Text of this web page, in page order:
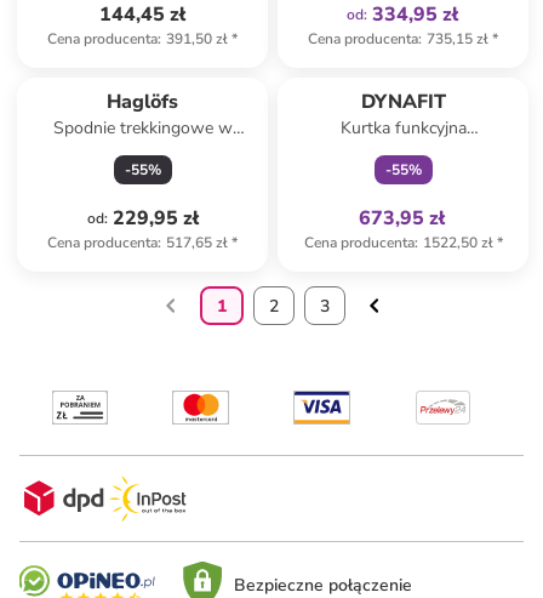
144,45 zł
Cena producenta: 391,50 zł*
od: 334,95 zł
Cena producenta: 735,15 zł*
Haglöfs
Spodnie trekkingowe w
kolorze beżowo-szarym
-55%
od: 229,95 zł
Cena producenta: 517,65 zł*
DYNAFIT
Kurtka funkcyjna
"TRANSALPER GTX" w
kolorze zielono-bordowym
-55%
673,95 zł
Cena producenta: 1522,50 zł*
1 2 3
Bezpieczne połączenie